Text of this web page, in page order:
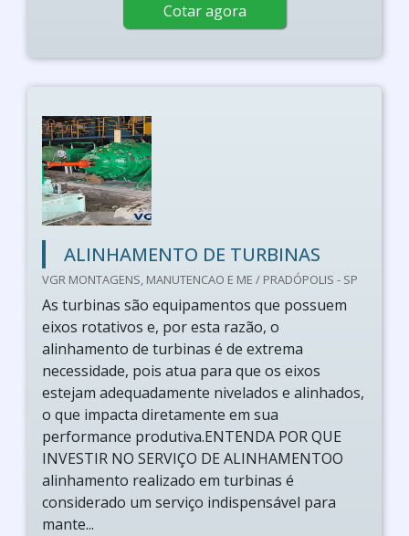
Cotar agora
ALINHAMENTO DE TURBINAS
VGR MONTAGENS, MANUTENCAO E ME / PRADÓPOLIS - SP
As turbinas são equipamentos que possuem
eixos rotativos e, por esta razão, o
alinhamento de turbinas é de extrema
necessidade, pois atua para que os eixos
estejam adequadamente nivelados e alinhados,
o que impacta diretamente em sua
performance produtiva.ENTENDA POR QUE
INVESTIR NO SERVIÇO DE ALINHAMENTOO
alinhamento realizado em turbinas é
considerado um serviço indispensável para
mante...